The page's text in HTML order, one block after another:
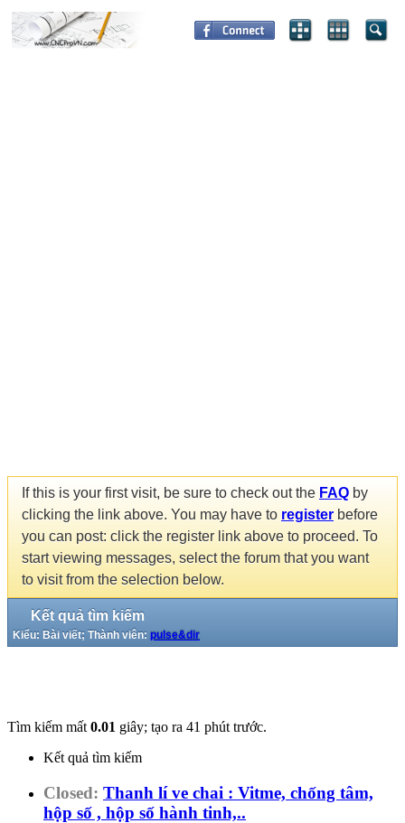
If this is your first visit, be sure to check out the FAQ by
clicking the link above. You may have to register before
you can post: click the register link above to proceed. To
start viewing messages, select the forum that you want
to visit from the selection below.
Kết quả tìm kiếm
Kiểu: Bài viết; Thành viên: pulse&dir
Tìm kiếm mất 0.01 giây; tạo ra 41 phút trước.
Kết quả tìm kiếm
Closed: Thanh lí ve chai : Vitme, chống tâm,
hộp số , hộp số hành tinh,..